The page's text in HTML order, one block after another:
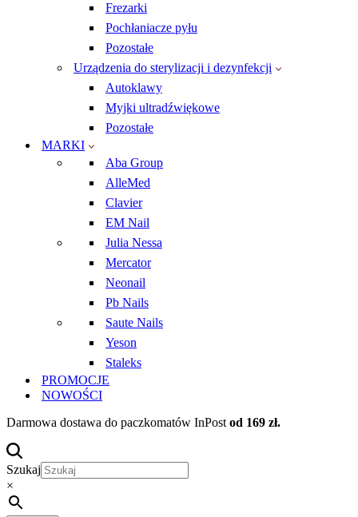
Frezarki
Pochłaniacze pyłu
Pozostałe
Urządzenia do sterylizacji i dezynfekcji
Autoklawy
Myjki ultradźwiękowe
Pozostałe
MARKI
Aba Group
AlleMed
Clavier
EM Nail
Julia Nessa
Mercator
Neonail
Pb Nails
Saute Nails
Yeson
Staleks
PROMOCJE
NOWOŚCI
Darmowa dostawa do paczkomatów InPost od 169 zł.
Szukaj
×